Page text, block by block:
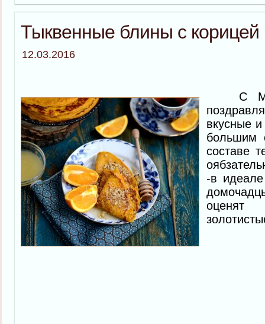
Тыквенные блины с корицей
12.03.2016
С
вкусные
большим
составе
-в